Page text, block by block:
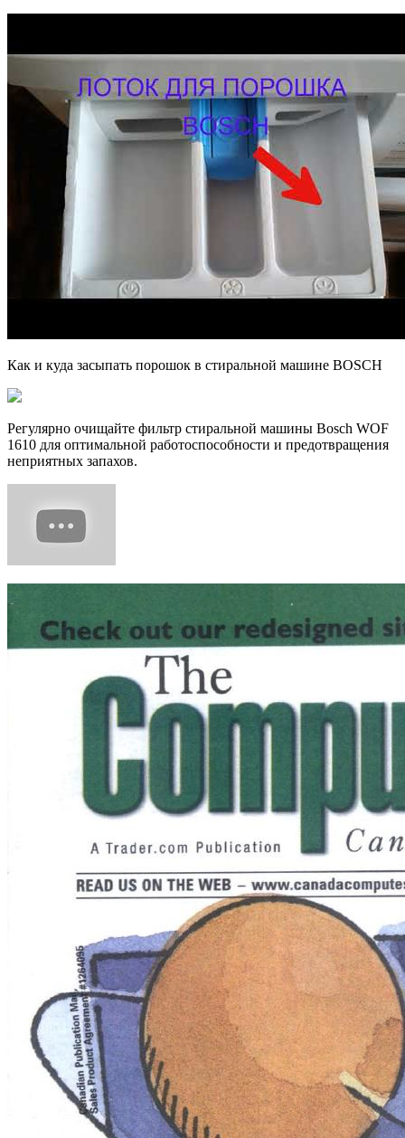
Как и куда засыпать порошок в стиральной машине BOSCH
Регулярно очищайте фильтр стиральной машины Bosch WOF
1610 для оптимальной работоспособности и предотвращения
неприятных запахов.